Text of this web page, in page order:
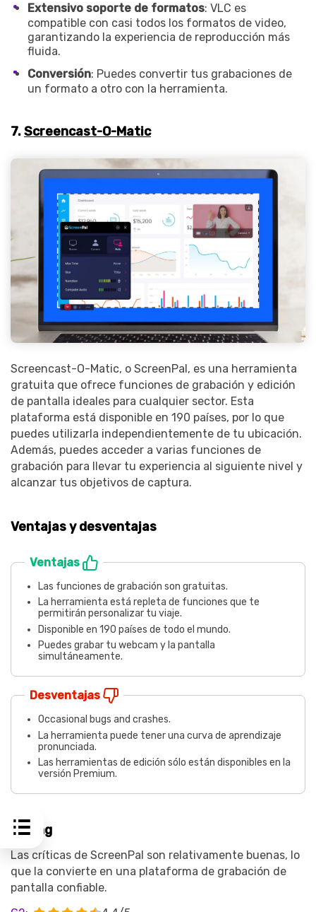
Extensivo soporte de formatos: VLC es
compatible con casi todos los formatos de video,
garantizando la experiencia de reproducción más
fluida.
Conversión: Puedes convertir tus grabaciones de
un formato a otro con la herramienta.
7.Screencast-O-Matic
Screencast-O-Matic, o ScreenPal, es una herramienta
gratuita que ofrece funciones de grabación y edición
de pantalla ideales para cualquier sector. Esta
plataforma está disponible en 190 países, por lo que
puedes utilizarla independientemente de tu ubicación.
Además, puedes acceder a varias funciones de
grabación para llevar tu experiencia al siguiente nivel y
alcanzar tus objetivos de captura.
Ventajas y desventajas
Ventajas
Las funciones de grabación son gratuitas.
La herramienta está repleta de funciones que te
permitirán personalizar tu viaje.
Disponible en 190 países de todo el mundo.
Puedes grabar tu webcam y la pantalla
simultáneamente.
Desventajas
Occasional bugs and crashes.
La herramienta puede tener una curva de aprendizaje
pronunciada.
Las herramientas de edición sólo están disponibles en la
versión Premium.
Rating
Las críticas de ScreenPal son relativamente buenas, lo
que la convierte en una plataforma de grabación de
pantalla confiable.